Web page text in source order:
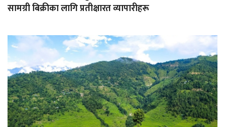
सामग्री बिक्रीका लागि प्रतीक्षारत व्यापारीहरू